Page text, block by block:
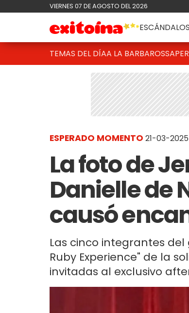
VIERNES 07 DE AGOSTO DEL 2026
ESCÁNDALOS
TEMAS DEL DÍAA LA BARBAROSSA
ESPERADO MOMENTO 21-03-2025
La foto de
Danielle de
causó
Las cinco integrantes
Ruby Experience" de la
invitadas al exclusivo